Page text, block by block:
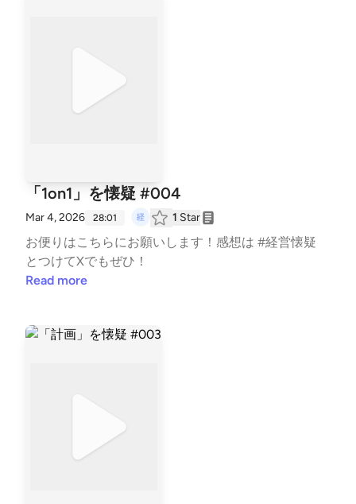
「1on1」を懐疑 #004
Mar 4, 2026 28:01 1 Star
お便りは⁠⁠こちら⁠⁠にお願いします！感想は #経営懐疑
とつけてXでもぜひ！
Read more